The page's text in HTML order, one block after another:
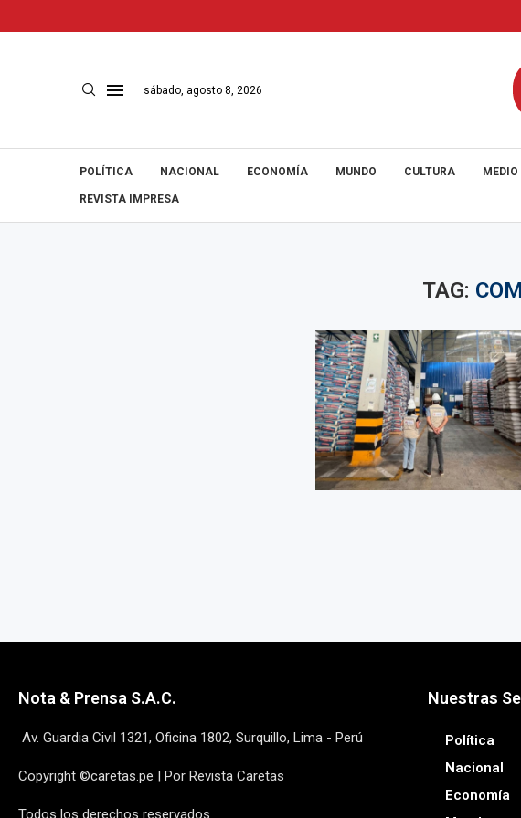
sábado, agosto 8, 2026
POLÍTICA NACIONAL ECONOMÍA MUNDO CULTURA
REVISTA IMPRESA
TAG:
Nota & Prensa S.A.C.
Av. Guardia Civil 1321, Oficina 1802, Surquillo, Lima - Perú
Copyright ©caretas.pe | Por Revista Caretas
Todos los derechos reservados
Nuestras
Política
Nacional
Economía